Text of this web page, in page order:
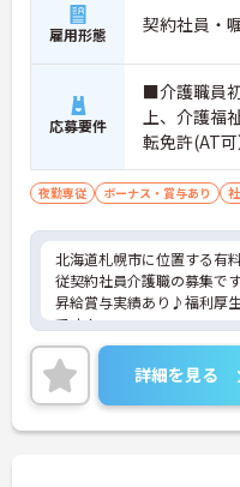
雇用形態 契約社員・
応募要件
■介護職員
上、介護
転免許(AT
夜勤専従 ボーナス・賞与あり
北海道札幌市に位置する有
従契約社員介護職の募集で
昇給賞与実績あり♪福利厚
です！
ご興味のある方には詳しく
お気軽にお問い合わせくださ
詳細を見る